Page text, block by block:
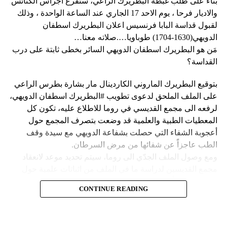
نداء الوطن
وحاولت مجموعة من أفراد العصابات المدججين بالسلاح، يوم
الإثنين، السيطرة على مطار توسان لوفرتور الدولي، الأكبر في
البلاد، وتبادلوا إطلاق النار مع الشرطة والجنود، مما أدى إلى
إلغاء جميع الرحلات الداخلية والدولية.
ألف شخص من منازلهم منذ عطلة نهاية الأسبوع بسبب أعمال
العنف.
وقال رجل من هايتي يدعى نيكولا لوكالة رويترز للأنباء: “أجبرتنا
العصابات المسلحة على ترك منازلنا. دمروا بيوتنا ونحن الآن في
ومنذ أن غادر نيكولا منزله، يعيش الآن في مخيم، ويقول إنه يشعر
كما لو كان مثل حيوان.
والاديار فرحا ، يوم الاحد 17 الجاري عند الساعة الواحدة ، وذلك
لقبول قداسة البابا فرنسيس اعلان البطريرك اسطفان
الدويهي(1630-1704) طوباويا….صلاته معنا…
مَن هو البطريرك اسطفان الدويهي السائر بخطى ثابتة على درب
القداسة؟
بتوقيع البطريرك الماروني الكاردينال مار بشارة بطرس الراعي
على الملف الملحق لدعوى تطويب #البطريرك اسطفان الدويهي،
لرفعه الى مجمع القديسي في روما للاطلاع عليه، تكون كل
المعطيات الطبية والعلمية قد وضعت بتصرف المجمع حول
أعجوبة الشفاء التي حصلت بشفاعة الدويهي مع سيدة وقف
الطب عاجزاً عن شفائها من مرض السرطان.
ومع وصول الملف الجدّي الى روما، سيتم تحديد موعد لانعقاد
الشفاء، على أن يتّخذ القرار بطوباوية البطريرك الدويهي من البابا
فرنسيس في حال سارت كلّ الأمور بالاتجاه الصحيح.
CONTINUE READING